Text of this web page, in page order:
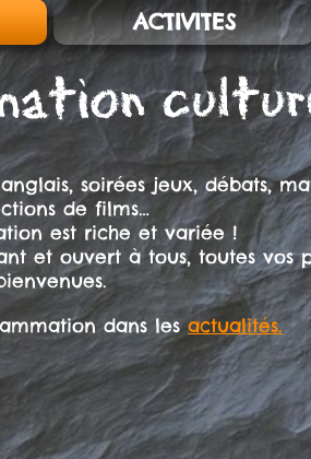
ACTIVITES
soirées jeux, débats,
de films…
est riche et variée !
et ouvert à tous, toutes vos
dans lesactualités.